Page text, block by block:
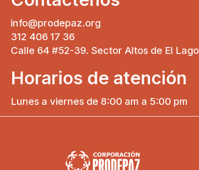
info@prodepaz.org
312 406 17 36
Calle 64 #52-39. Sector Altos de El
Horarios de atención
Lunes a viernes de 8:00 am a 5:00 pm